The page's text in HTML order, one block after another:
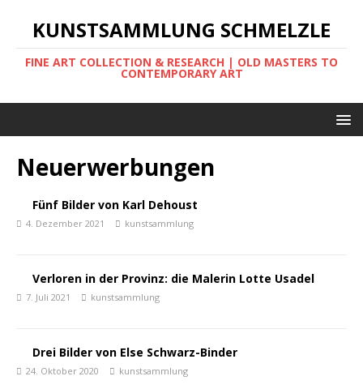
KUNSTSAMMLUNG SCHMELZLE
FINE ART COLLECTION & RESEARCH | OLD MASTERS TO
CONTEMPORARY ART
Neuerwerbungen
Fünf Bilder von Karl Dehoust
4. Dezember 2021 kunstsammlung
Verloren in der Provinz: die Malerin Lotte Usadel
7. Juli 2021 kunstsammlung
Drei Bilder von Else Schwarz-Binder
24. Oktober 2020 kunstsammlung